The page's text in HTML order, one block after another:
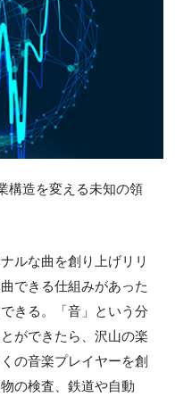
構造を変える未知の領
ルな曲を創り上げリリ
できる仕組みがあった
きる。「音」という分
ができたら、沢山の楽
の音楽プレイヤーを創
の検査、鉄道や自動